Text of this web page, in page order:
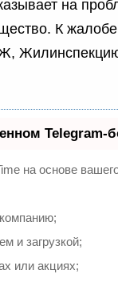
на
К
Telegram-
на основе
и загрузкой;
или акциях;